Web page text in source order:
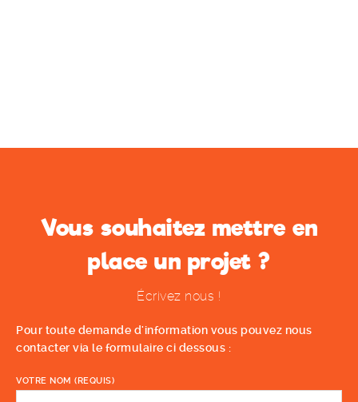
Vous souhaitez mettre en
place un projet ?
Écrivez nous !
Pour toute demande d'information vous pouvez nous
contacter via le formulaire ci dessous :
VOTRE NOM (REQUIS)